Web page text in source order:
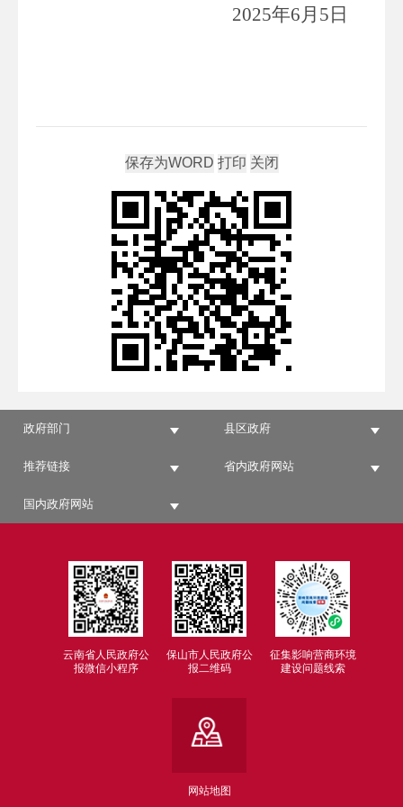
2025年6月 5 日
政府部门 县区政府
推荐链接 省内政府网站
国内政府网站
云南省人民政府公
报微信小程序
保山市人民政府公
报二维码
征集影响营商环境
建设问题线索
网站地图